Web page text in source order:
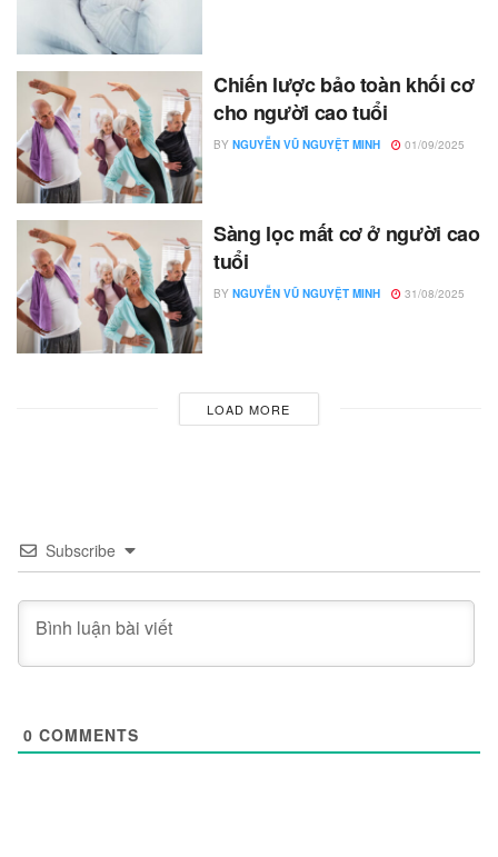
Chiến lược bảo toàn khối cơ
cho người cao tuổi
BY NGUYỄN VŨ NGUYỆT MINH 01/09/2025
Sàng lọc mất cơ ở người cao
tuổi
BY NGUYỄN VŨ NGUYỆT MINH 31/08/2025
LOAD MORE
Subscribe
0 COMMENTS